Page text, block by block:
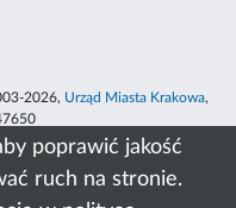
poprawić jakość
ruch na stronie.
2026, Urząd Miasta Krakowa,